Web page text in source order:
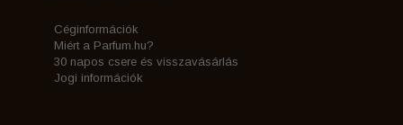
Céginformációk
Miért a Parfum.hu?
30 napos csere és visszavásárlás
Jogi információk